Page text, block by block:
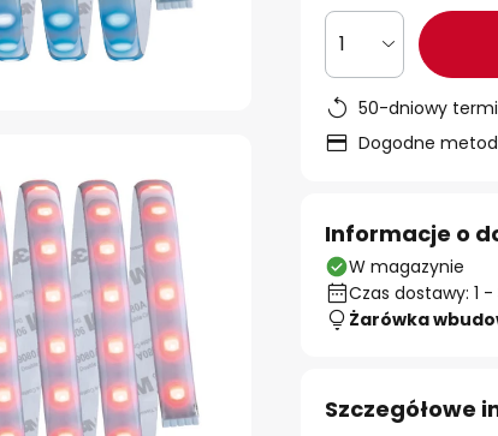
1
50-dniowy
Dogodne
Informacje o
W magazynie
Czas dostawy: 1
Żarówka
Szczegółowe